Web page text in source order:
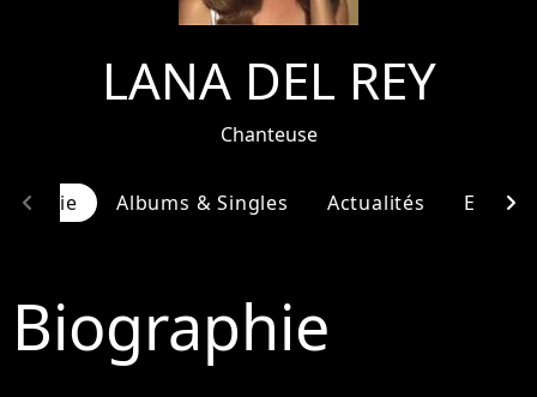
LANA DEL REY
Chanteuse
Albums & Singles Actualités
chevron_left chevron_right
Biographie